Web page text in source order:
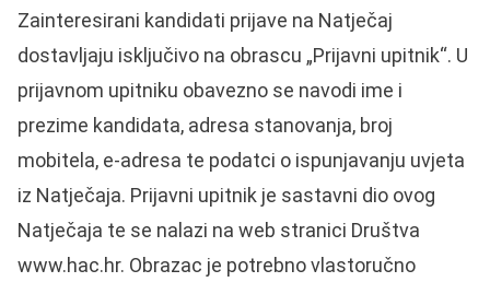
Zainteresirani kandidati prijave na Natječaj
dostavljaju isključivo na obrascu „Prijavni upitnik“. U
prijavnom upitniku obavezno se navodi ime i
prezime kandidata, adresa stanovanja, broj
mobitela, e-adresa te podatci o ispunjavanju uvjeta
iz Natječaja. Prijavni upitnik je sastavni dio ovog
Natječaja te se nalazi na web stranici Društva
www.hac.hr. Obrazac je potrebno vlastoručno